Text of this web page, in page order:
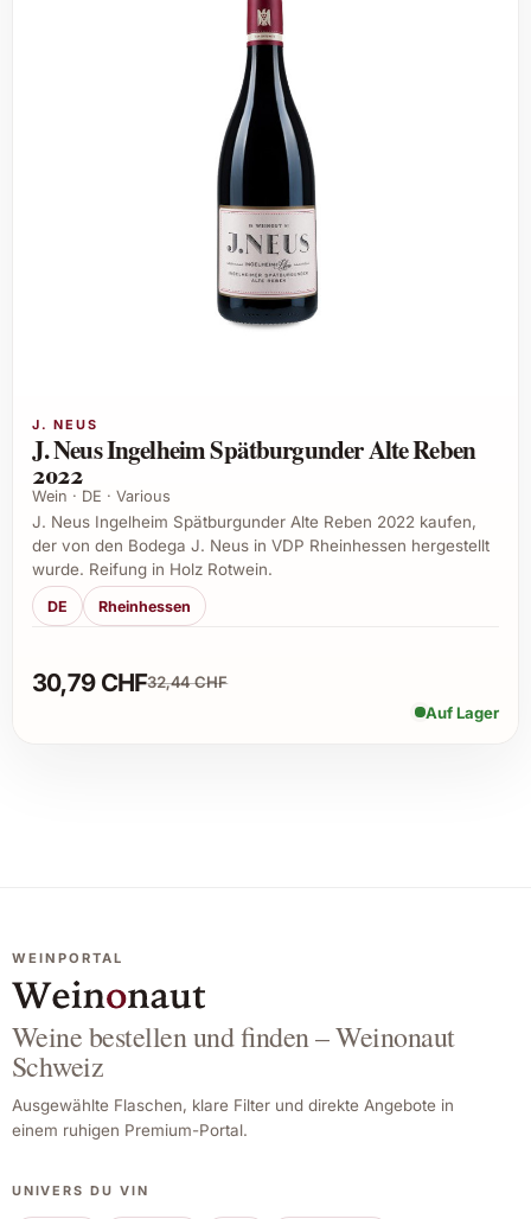
J. NEUS
J. Neus Ingelheim Spätburgunder Alte Reben
2022
Wein · DE · Various
J. Neus Ingelheim Spätburgunder Alte Reben 2022 kaufen,
der von den Bodega J. Neus in VDP Rheinhessen hergestellt
wurde. Reifung in Holz Rotwein.
DE Rheinhessen
30,79 CHF32,44 CHF
Auf Lager
WEINPORTAL
Weine bestellen und finden – Weinonaut
Schweiz
Ausgewählte Flaschen, klare Filter und direkte Angebote in
einem ruhigen Premium-Portal.
UNIVERS DU VIN